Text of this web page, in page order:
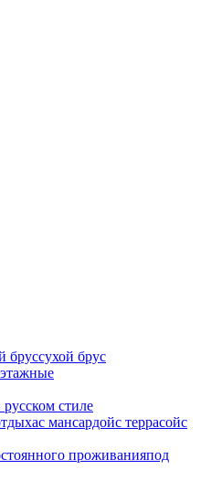
бруссухой брус
русском стиле
с мансардойс террасойс
проживанияпод